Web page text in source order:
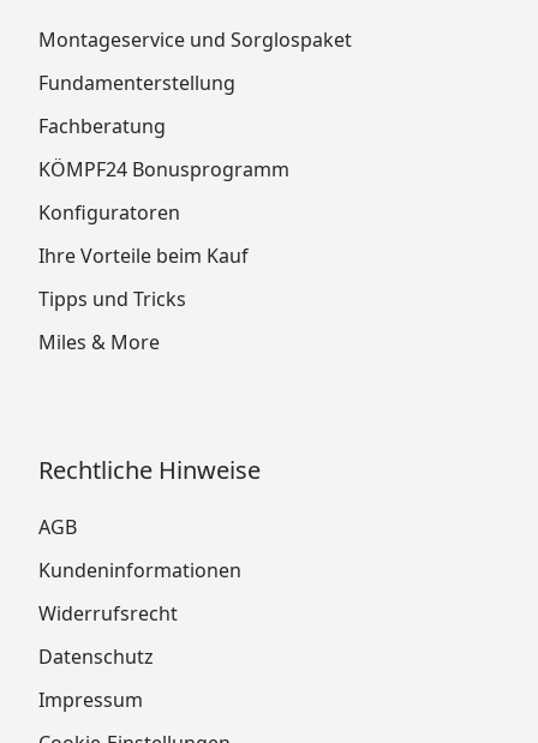
Montageservice und Sorglospaket
Fundamenterstellung
Fachberatung
KÖMPF24 Bonusprogramm
Konfiguratoren
Ihre Vorteile beim Kauf
Tipps und Tricks
Miles & More
Rechtliche Hinweise
AGB
Kundeninformationen
Widerrufsrecht
Datenschutz
Impressum